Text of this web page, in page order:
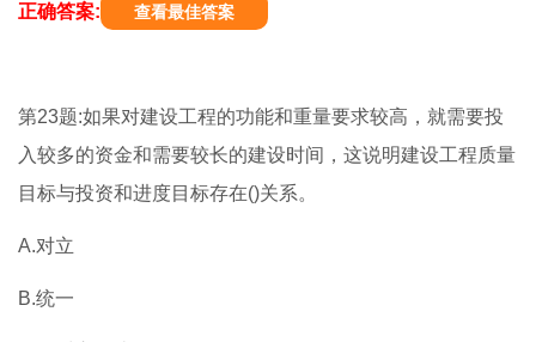
正确答案: 查看最佳答案
第23题:如果对建设工程的功能和重量要求较高，就需要投
入较多的资金和需要较长的建设时间，这说明建设工程质量
目标与投资和进度目标存在()关系。
A.对立
B.统一